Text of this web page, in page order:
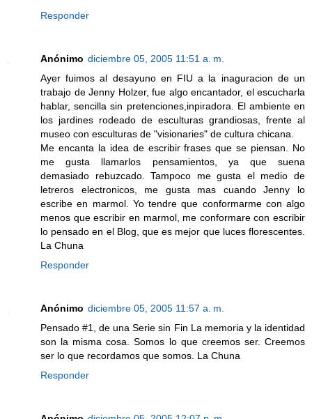
Responder
Anónimo diciembre 05, 2005 11:51 a. m.
Ayer fuimos al desayuno en FIU a la inaguracion de un
trabajo de Jenny Holzer, fue algo encantador, el escucharla
hablar, sencilla sin pretenciones,inpiradora. El ambiente en
los jardines rodeado de esculturas grandiosas, frente al
museo con esculturas de "visionaries" de cultura chicana.
Me encanta la idea de escribir frases que se piensan. No
me gusta llamarlos pensamientos, ya que suena
demasiado rebuzcado. Tampoco me gusta el medio de
letreros electronicos, me gusta mas cuando Jenny lo
escribe en marmol. Yo tendre que conformarme con algo
menos que escribir en marmol, me conformare con escribir
lo pensado en el Blog, que es mejor que luces florescentes.
La Chuna
Responder
Anónimo diciembre 05, 2005 11:57 a. m.
Pensado #1, de una Serie sin Fin La memoria y la identidad
son la misma cosa. Somos lo que creemos ser. Creemos
ser lo que recordamos que somos. La Chuna
Responder